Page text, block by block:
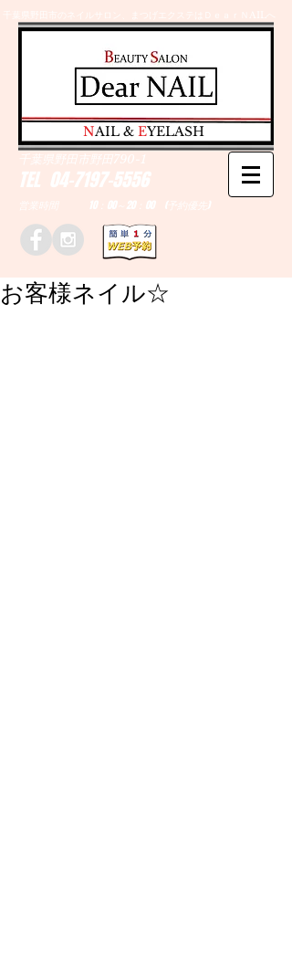
千葉県野田市のネイルサロン、まつげエクステはＤｅａｒＮAILへ
TEL 04-7197-5556
営業時間 10：00～20：00 (予約優先)
千葉県野田市野田790-1
​NAIL & EYELASH
お客様ネイル☆